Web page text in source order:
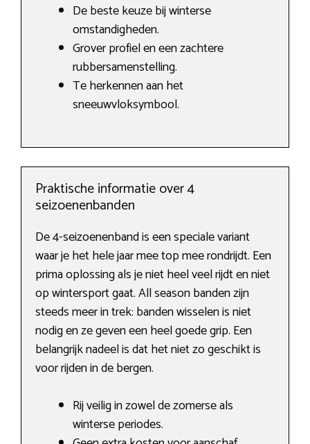
De beste keuze bij winterse
omstandigheden.
Grover profiel en een zachtere
rubbersamenstelling.
Te herkennen aan het
sneeuwvloksymbool.
Praktische informatie over 4
seizoenenbanden
De 4-seizoenenband is een speciale variant
waar je het hele jaar mee top mee rondrijdt. Een
prima oplossing als je niet heel veel rijdt en niet
op wintersport gaat. All season banden zijn
steeds meer in trek: banden wisselen is niet
nodig en ze geven een heel goede grip. Een
belangrijk nadeel is dat het niet zo geschikt is
voor rijden in de bergen.
Rij veilig in zowel de zomerse als
winterse periodes.